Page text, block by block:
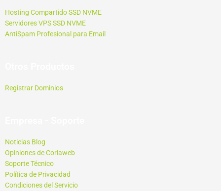
Hosting Compartido SSD NVME
Servidores VPS SSD NVME
AntiSpam Profesional para Email
Registrar Dominios
Noticias Blog
Opiniones de Coriaweb
Soporte Técnico
Política de Privacidad
Condiciones del Servicio